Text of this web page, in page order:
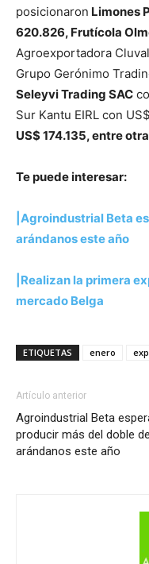
posicionaron Limones
620.826, Frutícola
Agroexportadora
Grupo Gerónimo
Seleyvi Trading SAC
Sur Kantu EIRL con
US$ 174.135, entre
Te puede interesar:
|Agroindustrial Beta
arándanos este año
|Realizan la primera
mercado Belga
ETIQUETAS enero
Artículo anterior
Agroindustrial Beta
producir más del doble de
arándanos este año